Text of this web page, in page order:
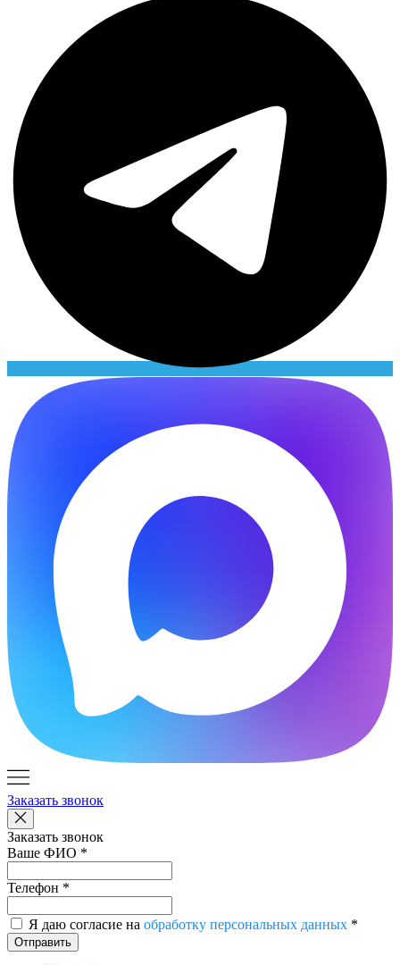
Заказать звонок
Заказать звонок
Ваше ФИО *
Телефон *
Я даю согласие на обработку персональных данных *
Отправить